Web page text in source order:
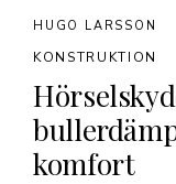
HUGO LARSSON
komfort
KONSTRUKTION